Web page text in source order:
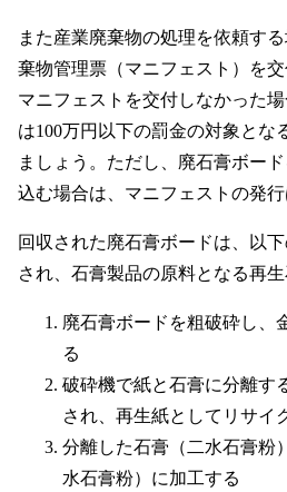
また産業廃棄物の処理を依頼す
棄物管理票（マニフェスト）を交
マニフェストを交付しなかった
は100万円以下の罰金の対象とな
ましょう。ただし、廃石膏ボー
込む場合は、マニフェストの発行
回収された廃石膏ボードは、以
され、石膏製品の原料となる再生
廃石膏ボードを粗破砕し、
る
破砕機で紙と石膏に分離
され、再生紙としてリサイ
分離した石膏（二水石膏粉
水石膏粉）に加工する